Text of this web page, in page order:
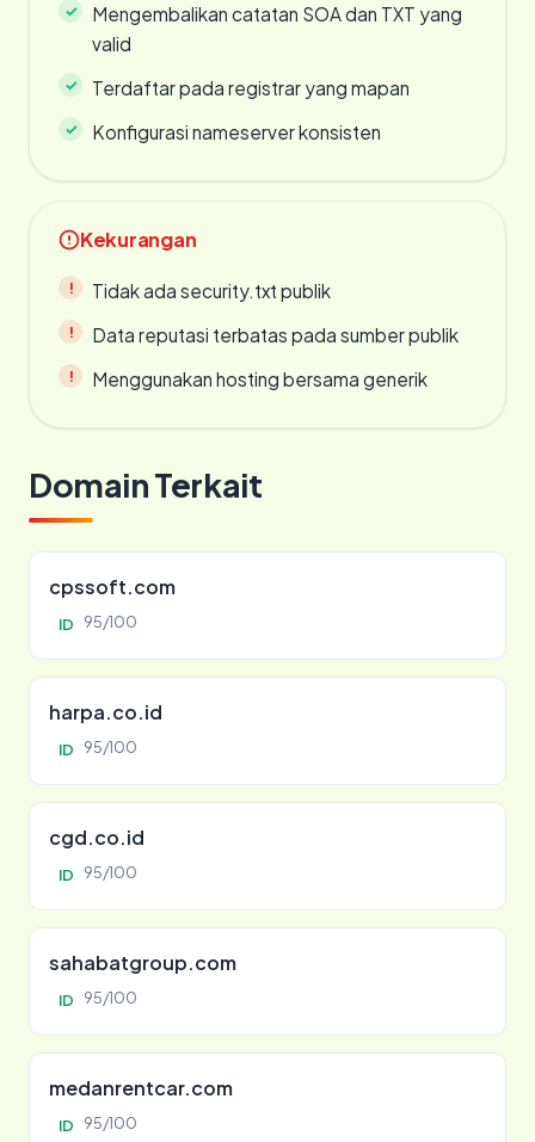
Mengembalikan catatan SOA dan TXT yang
valid
Terdaftar pada registrar yang mapan
Konfigurasi nameserver konsisten
Kekurangan
Tidak ada security.txt publik
Data reputasi terbatas pada sumber publik
Menggunakan hosting bersama generik
Domain Terkait
cpssoft.com
ID 95/100
harpa.co.id
ID 95/100
cgd.co.id
ID 95/100
sahabatgroup.com
ID 95/100
medanrentcar.com
ID 95/100